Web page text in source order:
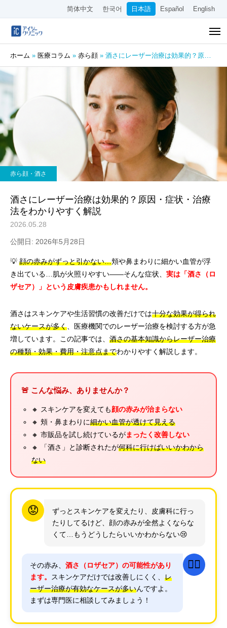
简体中文 한국어 日本語 Español English
ホーム » 医療コラム » 赤ら顔 » 酒さにレーザー治療は効果的？原因・症状・治療法をわかりやすく解説
赤ら顔・酒さ
酒さにレーザー治療は効果的？原因・症状・治療
法をわかりやすく解説
2026.05.28
公開日: 2026年5月28日
💡 顔の赤みがずっと引かない…頬や鼻まわりに細かい血管が浮
き出ている…肌が火照りやすい——そんな症状、 実は「酒さ（ロ
ザセア）」という皮膚疾患かもしれません。
酒さはスキンケアや生活習慣の改善だけでは十分な効果が得られ
ないケースが多く 、医療機関でのレーザー治療を検討する方が急
増しています。この記事では、 酒さの基本知識からレーザー治療
の種類・効果・費用・注意点までわかりやすく解説します。
🚨 こんな悩み、ありませんか？
🔸 スキンケアを変えても顔の赤みが治まらない
🔸 頬・鼻まわりに細かい血管が透けて見える
🔸 市販品を試し続けているがまったく改善しない
🔸 「酒さ」と診断されたが何科に行けばいいかわから
ない
😟
ずっとスキンケアを変えたり、皮膚科に行っ
たりしてるけど、顔の赤みが全然よくならな
くて…もうどうしたらいいかわからない😢
👨‍⚕️
その赤み、 酒さ（ロザセア）の可能性があり
ます。
スキンケアだけでは改善しにくく、 レ
ーザー治療が有効なケースが多いんですよ。
まずは専門医に相談してみましょう！